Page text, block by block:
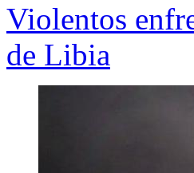
Violentos
de Libia